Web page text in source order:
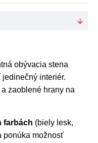
obývacia stena
interiér.
zaoblené hrany na
farbách (biely lesk,
ponúka možnosť